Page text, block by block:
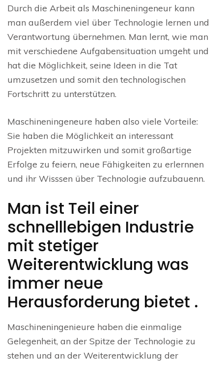
Durch die Arbeit als Maschineningeneur kann
man außerdem viel über Technologie lernen und
Verantwortung übernehmen. Man lernt, wie man
mit verschiedene Aufgabensituation umgeht und
hat die Möglichkeit, seine Ideen in die Tat
umzusetzen und somit den technologischen
Fortschritt zu unterstützen.
Maschineningeneure haben also viele Vorteile:
Sie haben die Möglichkeit an interessant
Projekten mitzuwirken und somit großartige
Erfolge zu feiern, neue Fähigkeiten zu erlernnen
und ihr Wisssen über Technologie aufzubauenn.
Man ist Teil einer
schnelllebigen Industrie
mit stetiger
Weiterentwicklung was
immer neue
Herausforderung bietet .
Maschineningenieure haben die einmalige
Gelegenheit, an der Spitze der Technologie zu
stehen und an der Weiterentwicklung der